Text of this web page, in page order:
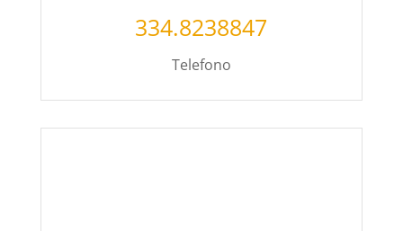
334.8238847
Telefono